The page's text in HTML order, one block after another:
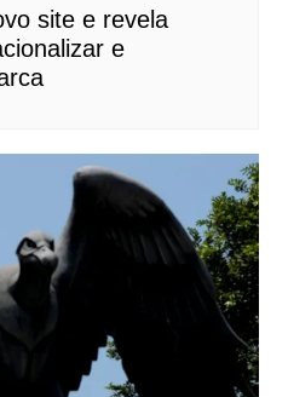
site e revela
e